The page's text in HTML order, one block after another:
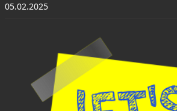
05.02.2025